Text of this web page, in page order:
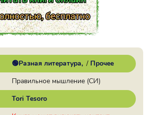
🟢Разная литература / Прочее
Правильное мышление (СИ)
Tori Tesoro